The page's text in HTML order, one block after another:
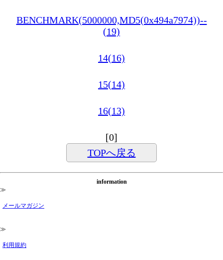
BENCHMARK(5000000,MD5(0x494a7974))--
(19)
14(16)
15(14)
16(13)
[0]
TOPへ戻る
information
≫
メールマガジン
≫
利用規約